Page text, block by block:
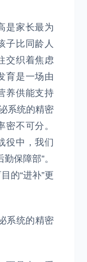
是家长最为
子比同龄人
交织着焦虑
育是一场由
养供能支持
系统的精密
不可分。
役中，我们
保障部”。
的“进补”更
系统的精密